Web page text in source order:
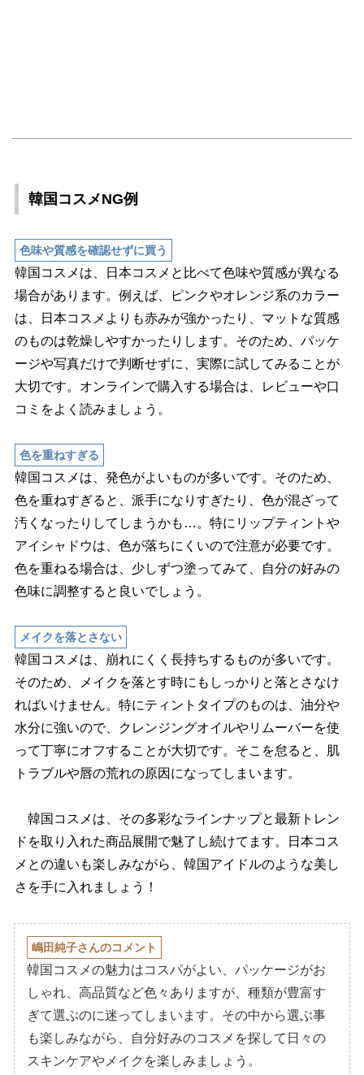
韓国コスメNG例
色味や質感を確認せずに買う
韓国コスメは、日本コスメと比べて色味や質感が異なる
場合があります。例えば、ピンクやオレンジ系のカラー
は、日本コスメよりも赤みが強かったり、マットな質感
のものは乾燥しやすかったりします。そのため、パッケ
ージや写真だけで判断せずに、実際に試してみることが
大切です。オンラインで購入する場合は、レビューや口
コミをよく読みましょう。
色を重ねすぎる
韓国コスメは、発色がよいものが多いです。そのため、
色を重ねすぎると、派手になりすぎたり、色が混ざって
汚くなったりしてしまうかも…。特にリップティント
アイシャドウは、色が落ちにくいので注意が必要です。
色を重ねる場合は、少しずつ塗ってみて、自分の好みの
色味に調整すると良いでしょう。
メイクを落とさない
韓国コスメは、崩れにくく長持ちするものが多いです。
そのため、メイクを落とす時にもしっかりと落とさなけ
ればいけません。特にティントタイプのものは、油分
水分に強いので、クレンジングオイルやリムーバーを使
って丁寧にオフすることが大切です。そこを怠ると、肌
トラブルや唇の荒れの原因になってしまいます。
韓国コスメは、その多彩なラインナップと最新トレン
ドを取り入れた商品展開で魅了し続けてます。日本コス
メとの違いも楽しみながら、韓国アイドルのような美し
さを手に入れましょう！
嶋田純子さんのコメント
韓国コスメの魅力はコスパがよい、パッケージがお
しゃれ、高品質など色々ありますが、種類が豊富す
ぎて選ぶのに迷ってしまいます。その中から選ぶ事
も楽しみながら、自分好みのコスメを探して日々の
スキンケアやメイクを楽しみましょう。